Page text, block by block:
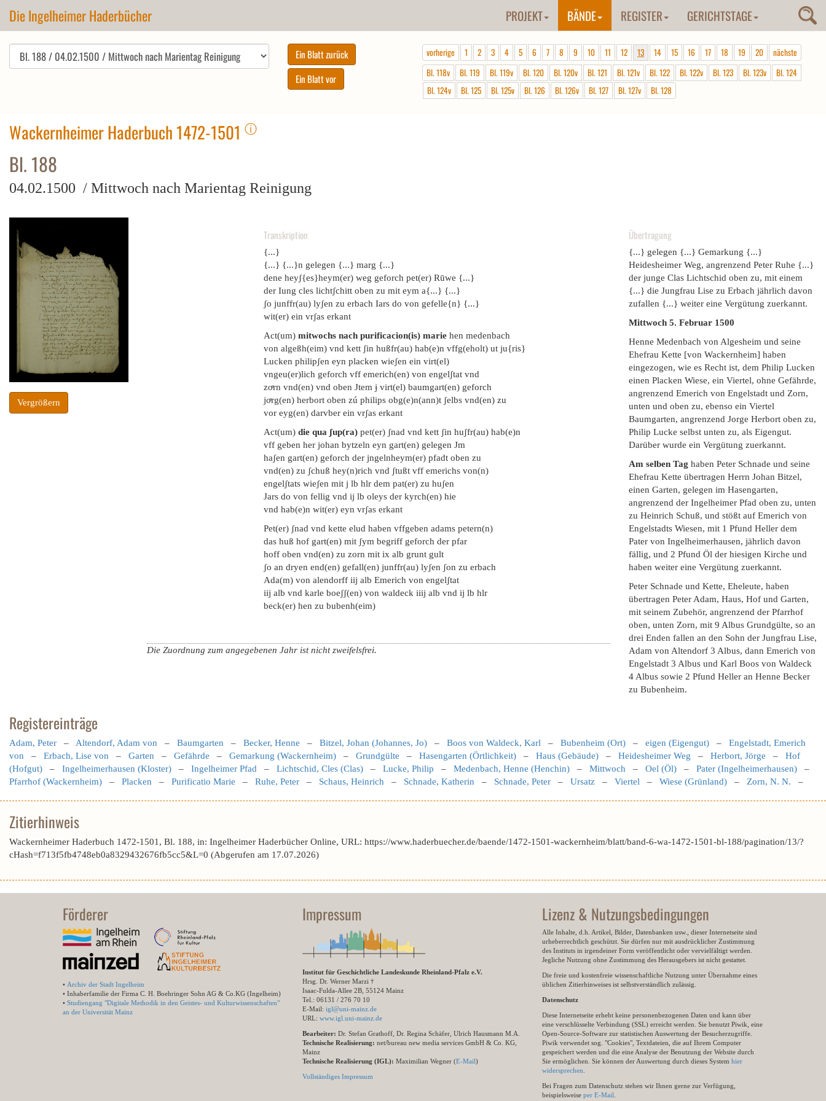
Die Ingelheimer Haderbücher PROJEKT BÄNDE REGISTER GERICHTSTAGE
vorherige 1 2 3 4 5 6 7 8 9 10 11 12 13 14 15 16 17 18 19 20
nächste
Bl. 118v
Bl. 119 Bl. 119v Bl. 120 Bl. 120v Bl. 121 Bl. 121v Bl. 122 Bl. 122v Bl. 123 Bl. 123v
Bl. 124
Bl. 124v
Bl. 125 Bl. 125v Bl. 126 Bl. 126v Bl. 127 Bl. 127v Bl. 128
Wackernheimer Haderbuch 1472-1501 ⓘ
Bl. 188
04.02.1500 / Mittwoch nach Marientag Reinigung
Vergrößern
Transkription
{...}
{...} {...}n gelegen {...} marg {...}
dene heyʃ{es}heym(er) weg geforch pet(er) Rūwe {...}
der Iung cles lichtʃchitt oben zu mit eym a{...} {...}
ʃo junffr(au) lyʃen zu erbach Iars do von gefelle{n} {...}
wit(er) ein vrʃas erkant
Act(um) mitwochs nach purificacion(is) marie hen medenbach
von algeßh(eim) vnd kett ʃin hußfr(au) hab(e)n vffg(eholt) ut ju{ris}
Lucken philipʃen eyn placken wieʃen ein virt(el)
vngeu(er)lich geforch vff emerich(en) von engelʃtat vnd
zoͤrn vnd(en) vnd oben Jtem ɉ virt(el) baumgart(en) geforch
joͤrg(en) herbort oben zú philips obg(e)n(ann)t ʃelbs vnd(en) zu
vor eyg(en) darvber ein vrʃas erkant
Act(um) die qua ʃup(ra) pet(er) ʃnad vnd kett ʃin huʃfr(au) hab(e)n
vff geben her johan bytzeln eyn gart(en) gelegen Jm
haʃen gart(en) geforch der jngelnheym(er) pfadt oben zu
vnd(en) zu ʃchuß hey(n)rich vnd ʃtußt vff emerichs von(n)
engelʃtats wieʃen mit j lb hlr dem pat(er) zu huʃen
Jars do von fellig vnd ij lb oleys der kyrch(en) hie
vnd hab(e)n wit(er) eyn vrʃas erkant
Pet(er) ʃnad vnd kette elud haben vffgeben adams petern(n)
das huß hof gart(en) mit ʃym begriff geforch der pfar
hoff oben vnd(en) zu zorn mit ix alb grunt gult
ʃo an dryen end(en) gefall(en) junffr(au) lyʃen ʃon zu erbach
Ada(m) von alendorff iij alb Emerich von engelʃtat
iij alb vnd karle boeʃʃ(en) von waldeck iiij alb vnd ij lb hlr
beck(er) hen zu bubenh(eim)
Die Zuordnung zum angegebenen Jahr ist nicht zweifelsfrei.
Übertragung
{...} gelegen {...} Gemarkung {...}
Heidesheimer Weg, angrenzend Peter Ruhe {...}
der junge Clas Lichtschid oben zu, mit einem
{...} die Jungfrau Lise zu Erbach jährlich davon
zufallen {...} weiter eine Vergütung zuerkannt.
Mittwoch 5. Februar 1500
Henne Medenbach von Algesheim und seine
Ehefrau Kette [von Wackernheim] haben
eingezogen, wie es Recht ist, dem Philip Lucken
einen Placken Wiese, ein Viertel, ohne Gefährde,
angrenzend Emerich von Engelstadt und Zorn,
unten und oben zu, ebenso ein Viertel
Baumgarten, angrenzend Jorge Herbort oben zu,
Philip Lucke selbst unten zu, als Eigengut.
Darüber wurde ein Vergütung zuerkannt.
Am selben Tag haben Peter Schnade und seine
Ehefrau Kette übertragen Herrn Johan Bitzel,
einen Garten, gelegen im Hasengarten,
angrenzend der Ingelheimer Pfad oben zu, unten
zu Heinrich Schuß, und stößt auf Emerich von
Engelstadts Wiesen, mit 1 Pfund Heller dem
Pater von Ingelheimerhausen, jährlich davon
fällig, und 2 Pfund Öl der hiesigen Kirche und
haben weiter eine Vergütung zuerkannt.
Peter Schnade und Kette, Eheleute, haben
übertragen Peter Adam, Haus, Hof und Garten,
mit seinem Zubehör, angrenzend der Pfarrhof
oben, unten Zorn, mit 9 Albus Grundgülte, so an
drei Enden fallen an den Sohn der Jungfrau Lise,
Adam von Altendorf 3 Albus, dann Emerich von
Engelstadt 3 Albus und Karl Boos von Waldeck
4 Albus sowie 2 Pfund Heller an Henne Becker
zu Bubenheim.
Registereinträge
Adam, Peter – Altendorf, Adam von – Baumgarten – Becker, Henne – Bitzel, Johan (Johannes, Jo) – Boos von Waldeck, Karl – Bubenheim (Ort) – eigen (Eigengut) – Engelstadt, Emerich
von – Erbach, Lise von – Garten – Gefährde – Gemarkung (Wackernheim) – Grundgülte – Hasengarten (Örtlichkeit) – Haus (Gebäude) – Heidesheimer Weg – Herbort, Jörge – Hof
(Hofgut) – Ingelheimerhausen (Kloster) – Ingelheimer Pfad – Lichtschid, Cles (Clas) – Lucke, Philip – Medenbach, Henne (Henchin) – Mittwoch – Oel (Öl) – Pater (Ingelheimerhausen) –
Pfarrhof (Wackernheim) – Placken – Purificatio Marie – Ruhe, Peter – Schaus, Heinrich – Schnade, Katherin – Schnade, Peter – Ursatz – Viertel – Wiese (Grünland) – Zorn, N. N. –
Zitierhinweis
Wackernheimer Haderbuch 1472-1501, Bl. 188, in: Ingelheimer Haderbücher Online, URL: https://www.haderbuecher.de/baende/1472-1501-wackernheim/blatt/band-6-wa-1472-1501-bl-188/pagination/13/?
cHash=f713f5fb4748eb0a8329432676fb5cc5&L=0 (Abgerufen am 17.07.2026)
Förderer
• Archiv der Stadt Ingelheim
• Inhaberfamilie der Firma C. H. Boehringer Sohn AG & Co.KG (Ingelheim)
• Studiengang "Digitale Methodik in den Geistes- und Kulturwissenschaften"
an der Universität Mainz
Impressum
Institut für Geschichtliche Landeskunde Rheinland-Pfalz e.V.
Hrsg. Dr. Werner Marzi †
Isaac-Fulda-Allee 2B, 55124 Mainz
Tel.: 06131 / 276 70 10
E-Mail: igl@uni-mainz.de
URL: www.igl.uni-mainz.de
Bearbeiter: Dr. Stefan Grathoff, Dr. Regina Schäfer, Ulrich Hausmann M.A.
Technische Realisierung: net/bureau new media services GmbH & Co. KG,
Mainz
Technische Realisierung (IGL): Maximilian Wegner (E-Mail)
Vollständiges Impressum
Lizenz & Nutzungsbedingungen
Alle Inhalte, d.h. Artikel, Bilder, Datenbanken usw., dieser Internetseite sind
urheberrechtlich geschützt. Sie dürfen nur mit ausdrücklicher Zustimmung
des Instituts in irgendeiner Form veröffentlicht oder vervielfältigt werden.
Jegliche Nutzung ohne Zustimmung des Herausgebers ist nicht gestattet.
Die freie und kostenfreie wissenschaftliche Nutzung unter Übernahme eines
üblichen Zitierhinweises ist selbstverständlich zulässig.
Datenschutz
Diese Internetseite erhebt keine personenbezogenen Daten und kann über
eine verschlüsselte Verbindung (SSL) erreicht werden. Sie benutzt Piwik, eine
Open-Source-Software zur statistischen Auswertung der Besucherzugriffe.
Piwik verwendet sog. "Cookies", Textdateien, die auf Ihrem Computer
gespeichert werden und die eine Analyse der Benutzung der Website durch
Sie ermöglichen. Sie können der Auswertung durch dieses System hier
widersprechen
Bei Fragen zum Datenschutz stehen wir Ihnen gerne zur Verfügung,
beispielsweise per E-Mail